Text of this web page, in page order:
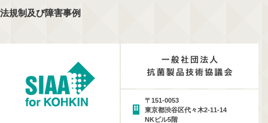
法規制及び障害事例
〒151-0053
東京都渋谷区代々木2-11-14
NKビル5階